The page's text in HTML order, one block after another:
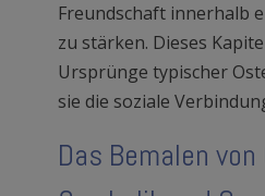
Freundschaft innerhalb
zu stärken. Dieses
Ursprünge typischer
sie die soziale
Das Bemalen